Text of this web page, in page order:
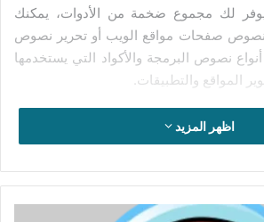
يوفر لك مجموع ضخمة من الأدوات، يمكنك
نصوص صفحات مواقع الويب أو تحرير نصوص
نصوص البرمجة والأكواد التي يستخدمها
المواقع والتطبيقات.
يتوفر برنامج “IDM UltraEdit” على واجهة استخدام بسيطة وسهلة
من خلالها القيام بتنظيم ترقيم عدد أسطر
البرمجية المعروفة والمميزة. كما أن البرنامج
النصية الكبيرة الحجم بدون التأثير على
الخاص بك.
اظهر المزيد